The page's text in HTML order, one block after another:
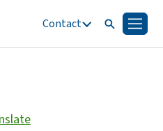
Contact ZoekenMenu